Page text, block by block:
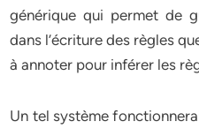
générique qui permet de
dans l’écriture des règles
à annoter pour inférer les
Un tel système